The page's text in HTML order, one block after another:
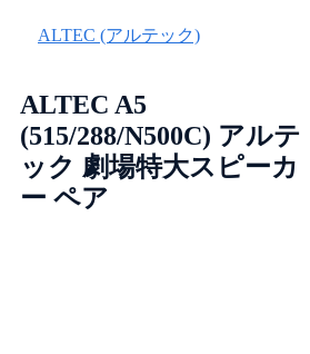
プ
ー
ALTEC (アルテック)
ALTEC A5
(515/288/N500C) アルテ
ック 劇場特大スピーカ
ー ペア